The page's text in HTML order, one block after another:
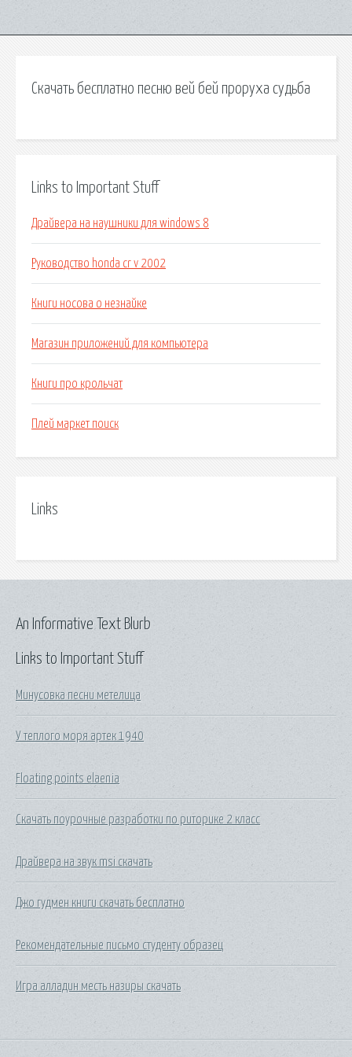
Скачать бесплатно песню вей бей проруха судьба
Links to Important Stuff
Драйвера на наушники для windows 8
Руководство honda cr v 2002
Книги носова о незнайке
Магазин приложений для компьютера
Книги про крольчат
Плей маркет поиск
Links
Links to Important Stuff
Минусовка песни метелица
У теплого моря артек 1940
Floating points elaenia
Скачать поурочные разработки по риторике 2 класс
Драйвера на звук msi скачать
Джо гудмен книги скачать бесплатно
Рекомендательные письмо студенту образец
Игра алладин месть назиры скачать
An Informative Text Blurb